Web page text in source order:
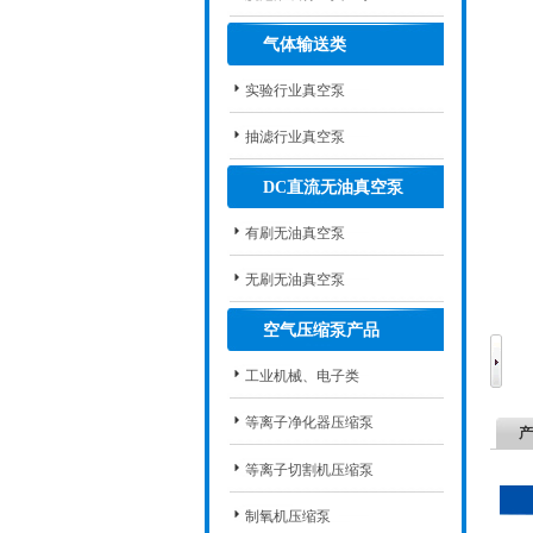
气体输送类
实验行业真空泵
抽滤行业真空泵
DC直流无油真空泵
有刷无油真空泵
无刷无油真空泵
空气压缩泵产品
工业机械、电子类
等离子净化器压缩泵
等离子切割机压缩泵
制氧机压缩泵